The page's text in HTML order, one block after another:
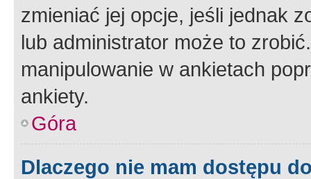
zmieniać jej opcje, jeśli jednak
lub administrator może to
manipulowanie w ankietach
ankiety.
Góra
Dlaczego nie mam dostępu